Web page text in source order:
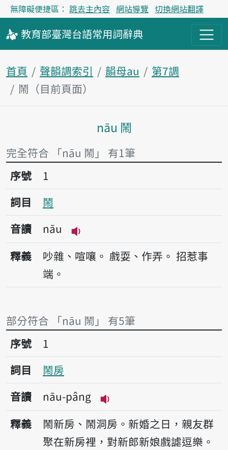
無障礙便捷區： 跳去主內容 網站導覽 切換網站翻譯
教育部臺灣台語常用詞辭典
首頁 聲韻調索引 韻母au
第7調
鬧（目前頁面）
主內容區塊
nāu 鬧
完全符合 「nāu 鬧」 有1筆
序號1鬧
序號
1
詞目
鬧
音讀
nāu
播放音讀nāu
釋義 吵雜、喧嚷。 戲耍、作弄。 招惹事
端。
部分符合 「nāu 鬧」 有5筆
序號1鬧房
序號
1
詞目
鬧房
音讀
nāu-pâng
播放音讀nāu-pâng
釋義
鬧新房、鬧洞房。新婚之日，親友群
聚在新房裡，對新郎新娘戲謔逗樂。